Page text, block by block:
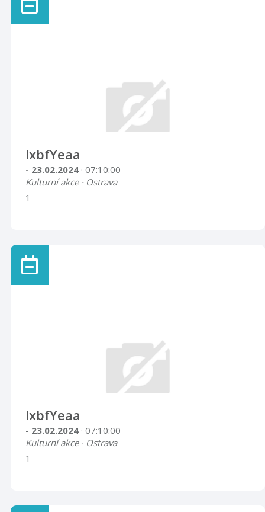
lxbfYeaa
- 23.02.2024 · 07:10:00
Kulturní akce · Ostrava
1
lxbfYeaa
- 23.02.2024 · 07:10:00
Kulturní akce · Ostrava
1